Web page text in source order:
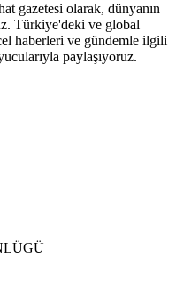
gazetesi olarak, dünyanın
Türkiye'deki ve global
haberleri ve gündemle ilgili
paylaşıyoruz.